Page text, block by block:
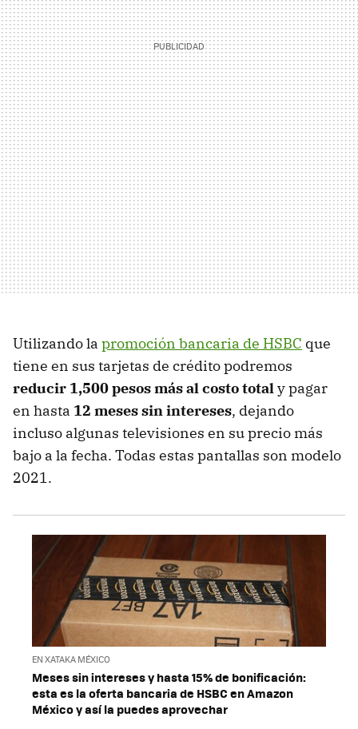
Utilizando la promoción bancaria de HSBC que
tiene en sus tarjetas de crédito podremos
reducir 1,500 pesos más al costo totaly pagar
en hasta 12 meses sin intereses, dejando
incluso algunas televisiones en su precio más
bajo a la fecha. Todas estas pantallas son modelo
2021.
EN XATAKA MÉXICO
Meses sin intereses y hasta 15% de bonificación:
esta es la oferta bancaria de HSBC en Amazon
México y así la puedes aprovechar